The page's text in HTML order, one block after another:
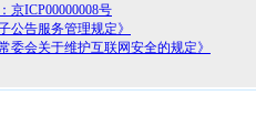
京ICP00000008号
公告服务管理规定》
委会关于维护互联网安全的规定》